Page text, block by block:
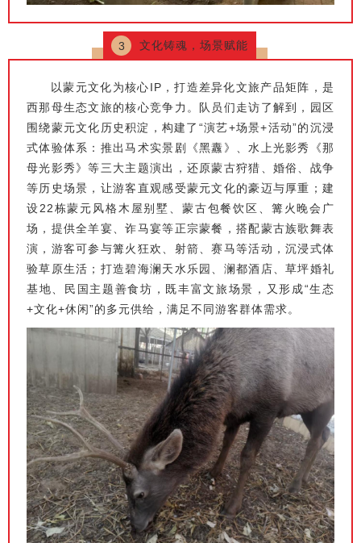
3 文化铸魂，场景赋能
以蒙元文化为核心IP，打造差异化文旅产品矩阵，是
西那母生态文旅的核心竞争力。队员们走访了解到，园区
围绕蒙元文化历史积淀，构建了“演艺+场景+活动”的沉浸
式体验体系：推出马术实景剧《黑纛》、水上光影秀《那
母光影秀》等三大主题演出，还原蒙古狩猎、婚俗、战争
等历史场景，让游客直观感受蒙元文化的豪迈与厚重；建
设22栋蒙元风格木屋别墅、蒙古包餐饮区、篝火晚会广
场，提供全羊宴、诈马宴等正宗蒙餐，搭配蒙古族歌舞表
演，游客可参与篝火狂欢、射箭、赛马等活动，沉浸式体
验草原生活；打造碧海澜天水乐园、澜都酒店、草坪婚礼
基地、民国主题善食坊，既丰富文旅场景，又形成“生态
+文化+休闲”的多元供给，满足不同游客群体需求。